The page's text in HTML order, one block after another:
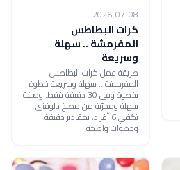
2026-07-08
كرات البطاطس
المقرمشة .. سهلة
وسريعة
طريقة عمل كرات البطاطس
المقرمشة .. سهلة وسريعة خطوة
بخطوة وفي 30 دقيقة فقط. وصفة
سهلة ومجرّبة من مطبخ دلوقتي
تكفي 6 أفراد، بمقادير دقيقة
وخطوات واضحة.